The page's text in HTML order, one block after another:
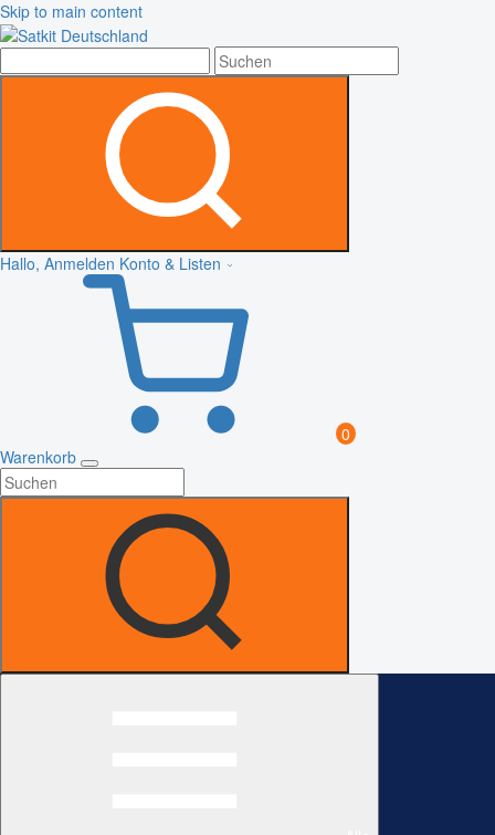
Skip to main content
Hallo, Anmelden Konto & Listen
0
Warenkorb